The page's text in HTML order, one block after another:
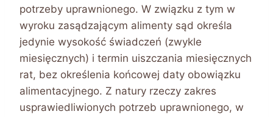
potrzeby uprawnionego. W związku z tym w
wyroku zasądzającym alimenty sąd określa
jedynie wysokość świadczeń (zwykle
miesięcznych) i termin uiszczania miesięcznych
rat, bez określenia końcowej daty obowiązku
alimentacyjnego. Z natury rzeczy zakres
usprawiedliwionych potrzeb uprawnionego, w